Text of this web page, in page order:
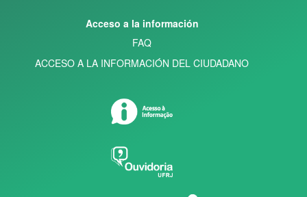
Acceso a la información
FAQ
ACCESO A LA INFORMACIÓN DEL CIUDADANO